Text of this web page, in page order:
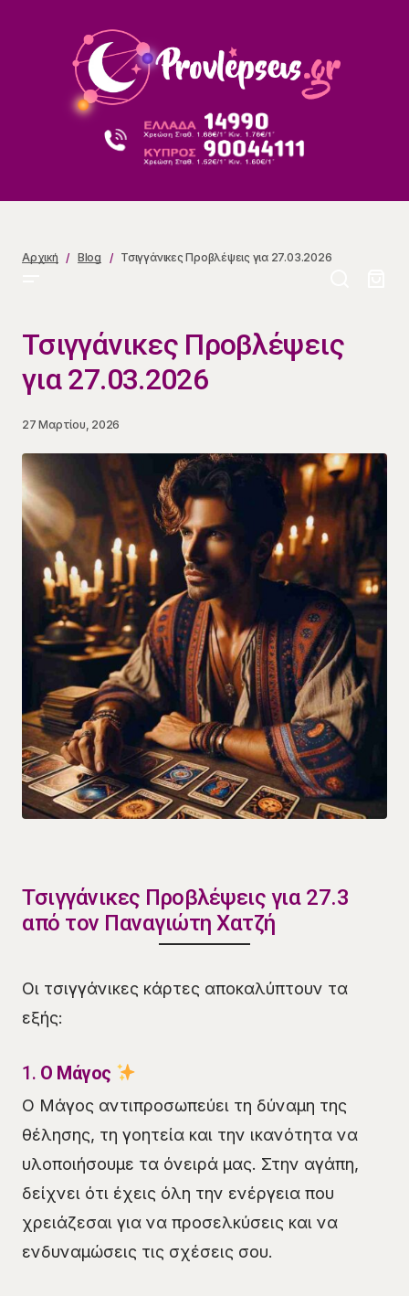
Αρχική Blog Τσιγγάνικες Προβλέψεις για 27.03.2026
Τσιγγάνικες Προβλέψεις
για 27.03.2026
27 Μαρτίου, 2026
Τσιγγάνικες Προβλέψεις για 27.3
από τον Παναγιώτη Χατζή
Οι τσιγγάνικες κάρτες αποκαλύπτουν τα
εξής:
1. Ο Μάγος
Ο Μάγος αντιπροσωπεύει τη δύναμη της
θέλησης, τη γοητεία και την ικανότητα να
υλοποιήσουμε τα όνειρά μας. Στην αγάπη,
δείχνει ότι έχεις όλη την ενέργεια που
χρειάζεσαι για να προσελκύσεις και να
ενδυναμώσεις τις σχέσεις σου.